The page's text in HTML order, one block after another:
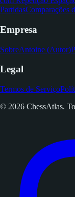
PartidasComparações
Empresa
SobreAntoine (Autor)
Legal
Termos de Serviço
© 2026 ChessAtlas.